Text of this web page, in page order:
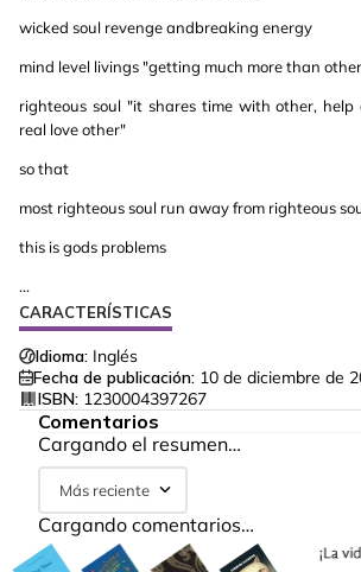
wicked soul revenge andbreaking energy
mind level livings "getting much more than
righteous soul "it shares time with other,
real love other"
so that
most righteous soul run away from righteous
this is gods problems
...
CARACTERÍSTICAS
Idioma: Inglés
Fecha de publicación: 10 de diciembre de
ISBN: 1230004397267
Comentarios
Cargando el resumen…
Más reciente
Cargando comentarios…